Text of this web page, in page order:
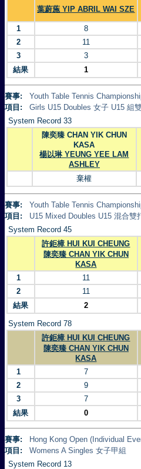
葉蔚葹 YIP ABRIL WAI SZE
1
8
2
11
3
3
結果
1
賽事:
Youth Table Tennis
項目:
Girls U15 Doubles 女子 U15 組
System Record 33
陳奕臻 CHAN YIK CHUN
KASA
楊以琳 YEUNG YEE LAM
ASHLEY
棄權
賽事:
Youth Table Tennis
項目:
U15 Mixed Doubles U15 混合雙
System Record 45
許鉅樟 HUI KUI CHEUNG
陳奕臻 CHAN YIK CHUN
KASA
1
11
2
11
結果
2
System Record 78
許鉅樟 HUI KUI CHEUNG
陳奕臻 CHAN YIK CHUN
KASA
1
7
2
9
3
7
結果
0
賽事:
Hong Kong Open (Individual
項目:
Womens A Singles 女子甲組
System Record 13